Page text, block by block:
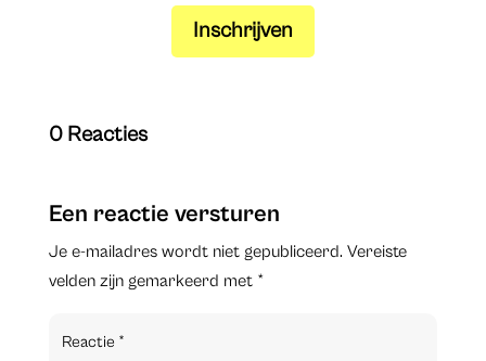
Inschrijven
0 Reacties
Een reactie versturen
Je e-mailadres wordt niet gepubliceerd. Vereiste
velden zijn gemarkeerd met *